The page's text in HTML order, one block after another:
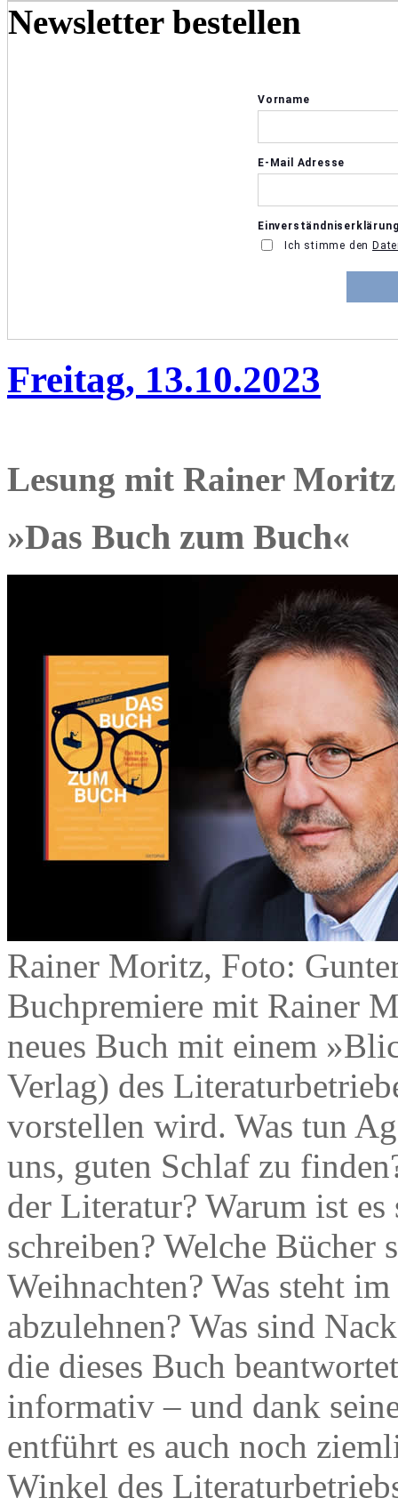
Newsletter bestellen
Freitag, 13.10.2023
Lesung mit Rainer Moritz
»Das Buch zum Buch«
Rainer Moritz, Foto:
Buchpremiere mit Rainer
neues Buch mit einem
Verlag) des
vorstellen wird. Was tun
uns, guten Schlaf zu
der Literatur? Warum ist es
schreiben? Welche Bücher
Weihnachten? Was steht
abzulehnen? Was sind
die dieses Buch
informativ – und dank
entführt es auch noch
Winkel des